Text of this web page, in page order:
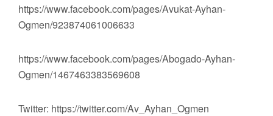
https://www.facebook.com/pages/Avukat-Ayhan-
Ogmen/923874061006633
https://www.facebook.com/pages/Abogado-Ayhan-
Ogmen/1467463383569608
Twitter: https://twitter.com/Av_Ayhan_Ogmen